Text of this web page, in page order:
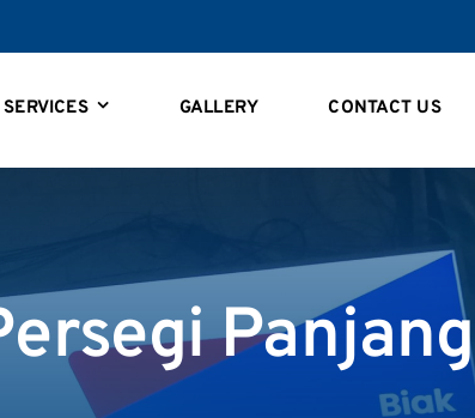
GALLERY CONTACT US
Panjang